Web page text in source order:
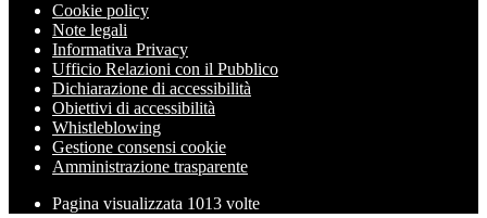
Cookie policy
Note legali
Informativa Privacy
Ufficio Relazioni con il Pubblico
Dichiarazione di accessibilità
Obiettivi di accessibilità
Whistleblowing
Gestione consensi cookie
Amministrazione trasparente
Pagina visualizzata 1013 volte